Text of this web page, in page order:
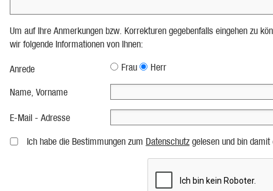
Um auf Ihre Anmerkungen bzw. Korrekturen gegebenfalls eingehen zu
wir folgende Informationen von Ihnen:
Anrede Frau Herr
Name, Vorname
E-Mail - Adresse
Ich habe die Bestimmungen zum Datenschutz gelesen und bin